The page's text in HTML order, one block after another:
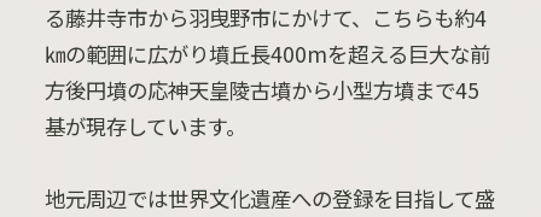
る藤井寺市から羽曳野市にかけて、こちらも約4
㎞の範囲に広がり墳丘長400mを超える巨大な前
方後円墳の応神天皇陵古墳から小型方墳まで45
基が現存しています。
地元周辺では世界文化遺産への登録を目指して盛